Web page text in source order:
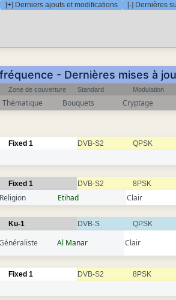
[+] Derniers ajouts et modifications [-] Dernières
- Dernières mises à
Zone de couverture Standard Modulation
Thématique Bouquets Cryptage
Fixed 1 DVB-S2 QPSK
Fixed 1 DVB-S2 8PSK
Religion Etihad Clair
Ku-1 DVB-S QPSK
Al Manar Clair
Fixed 1 DVB-S2 8PSK